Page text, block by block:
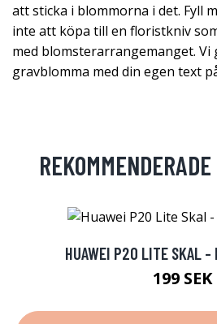
att sticka i blommorna i det. Fyll
inte att köpa till en floristkniv
med blomsterarrangemanget. Vi
gravblomma med din egen text
HUAWEI P20 LITE SKAL -
199 SEK